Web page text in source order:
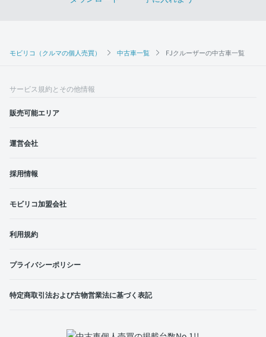
モビリコ（クルマの個人売買） 中古車一覧 FJクルーザーの中古車一覧
サービス規約とその他情報
販売可能エリア
運営会社
採用情報
モビリコ加盟会社
利用規約
プライバシーポリシー
特定商取引法および古物営業法に基づく表記